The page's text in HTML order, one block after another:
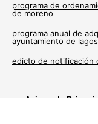
programa de
de moreno
programa anual de
ayuntamiento de
edicto de notificación
Avisos de